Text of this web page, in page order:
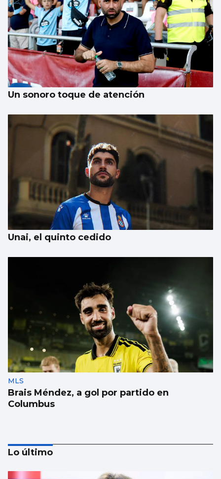
Un sonoro toque de atención
Unai, el quinto cedido
MLS
Brais Méndez, a gol por partido en
Columbus
Lo último